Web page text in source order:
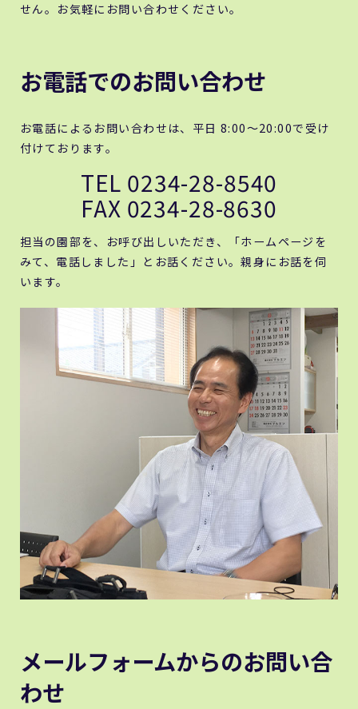
せん。お気軽にお問い合わせください。
お電話でのお問い合わせ
お電話によるお問い合わせは、平日 8:00～20:00で受け
付けております。
TEL 0234-28-8540
FAX 0234-28-8630
担当の園部を、お呼び出しいただき、「ホームページを
みて、電話しました」とお話ください。親身にお話を伺
います。
メールフォームからのお問い合
わせ